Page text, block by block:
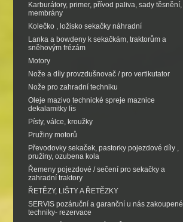
Karburátory, primer, přívod paliva, sady těsnění,
membrány
Kolečko , ložisko sekačky náhradní
Lanka a bowdeny k sekačkám, traktorům a
sněhovým frézám
Motory
Nože a díly provzdušnovač / pro vertikutator
Nože pro zahradní techniku
Oleje mazivo technické spreje maznice
dekalamitky lis
Písty, válce, kroužky
Pružiny motorů
Převodovky sekaček, pastorky pojezdové díly ,
pružiny, ozubena kola
Řemeny pojezdové / sečení pro sekačky a
zahradní traktory
ŘETĚZY, LIŠTY A ŘETĚZKY
SERVIS pozáruční a garanční u nás zakoupené
techniky- rezervace